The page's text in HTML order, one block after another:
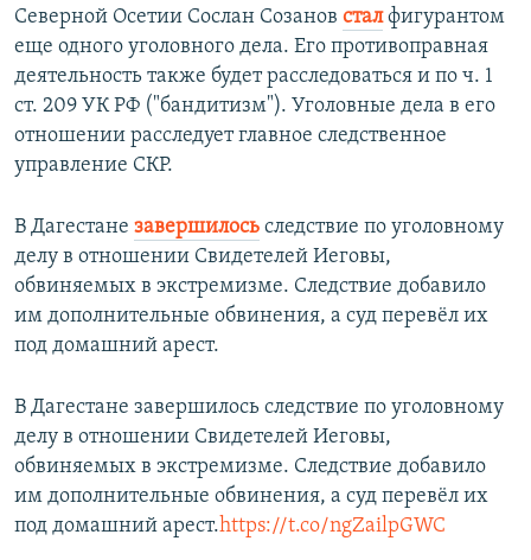
Северной Осетии Сослан Созанов сталфигурантом
еще одного уголовного дела. Его противоправная
деятельность также будет расследоваться и по ч. 1
ст. 209 УК РФ ("бандитизм"). Уголовные дела в его
отношении расследует главное следственное
управление СКР.
В Дагестане завершилось следствие по уголовному
делу в отношении Свидетелей Иеговы,
обвиняемых в экстремизме. Следствие добавило
им дополнительные обвинения, а суд перевёл их
под домашний арест.
В Дагестане завершилось следствие по уголовному
делу в отношении Свидетелей Иеговы,
обвиняемых в экстремизме. Следствие добавило
им дополнительные обвинения, а суд перевёл их
под домашний арест.https://t.co/ngZailpGWC